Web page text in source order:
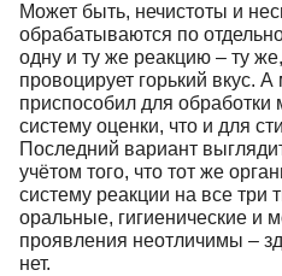
Может быть, нечистоты и
обрабатываются по
одну и ту же реакцию – ту
провоцирует горький вкус. А
приспособил для
систему оценки, что и для
Последний вариант
учётом того, что тот же
систему реакции на все три
оральные, гигиенические и
проявления неотличимы –
нет.